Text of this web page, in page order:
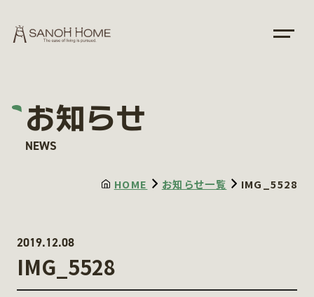
お知らせ
NEWS
HOME お知らせ一覧 IMG_5528
2019.12.08
IMG_5528